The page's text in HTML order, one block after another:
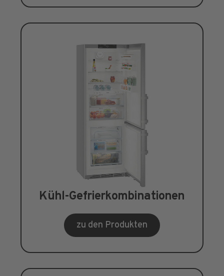
Kühl-Gefrierkombinationen
zu den Produkten